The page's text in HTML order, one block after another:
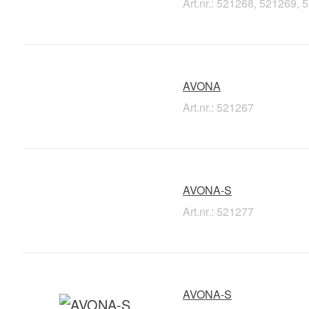
AVONA
Art.nr.: 521267
AVONA-S
Art.nr.: 521277
AVONA-S